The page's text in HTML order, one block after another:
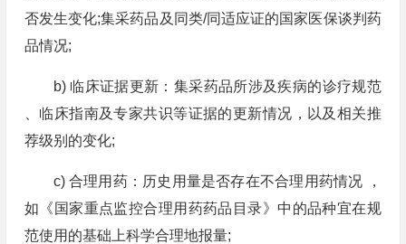
否发生变化;集采药品及同类/同适应证的国家医保谈判药
品情况;
b) 临床证据更新：集采药品所涉及疾病的诊疗规范
、临床指南及专家共识等证据的更新情况，以及相关推
荐级别的变化;
c) 合理用药：历史用量是否存在不合理用药情况 ，
如《国家重点监控合理用药药品目录》中的品种宜在规
范使用的基础上科学合理地报量;